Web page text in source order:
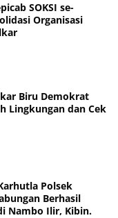
SOKSI se-
Organisasi
Biru Demokrat
Lingkungan dan Cek
Polsek
Berhasil
Nambo Ilir, Kibin.